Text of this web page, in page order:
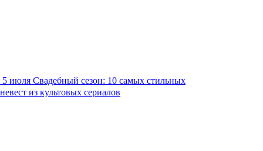
5 июля Свадебный сезон: 10 самых стильных
невест из культовых сериалов